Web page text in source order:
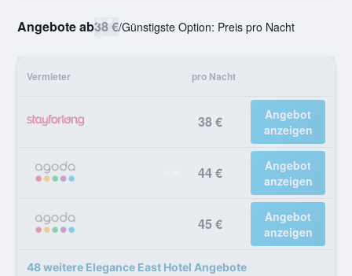
Angebote ab38 €/Günstigste Option: Preis pro Nacht
Vermieter pro Nacht
38 €
Angebot
anzeigen
44 €
Angebot
anzeigen
45 €
Angebot
anzeigen
48 weitere Elegance East Hotel Angebote